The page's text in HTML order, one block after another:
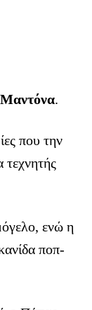
Μαντόνα.
που την
τεχνητής
ενώ η
ποπ-